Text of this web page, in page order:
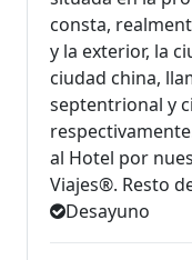
consta,
y la exterior, la
ciudad china,
septentrional y
al Hotel por
Viajes®. Resto
Desayuno